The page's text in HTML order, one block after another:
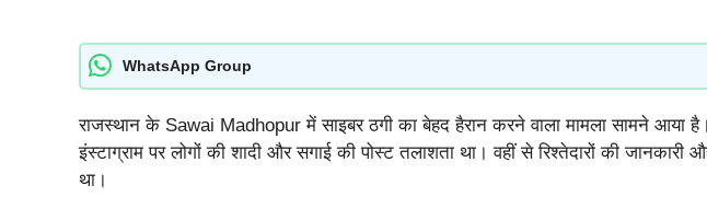
WhatsApp Group
राजस्थान के Sawai Madhopur में साइबर ठगी का बेहद हैरान करने वाला मामला सामने आया
इंस्टाग्राम पर लोगों की शादी और सगाई की पोस्ट तलाशता था। वहीं से रिश्तेदारों की
था।